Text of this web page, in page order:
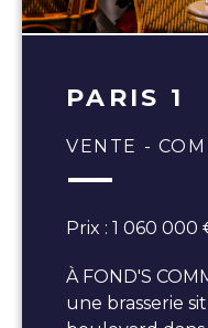
PARIS 1
VENTE -
Prix : 1 060 000
À FOND'S
une brasserie